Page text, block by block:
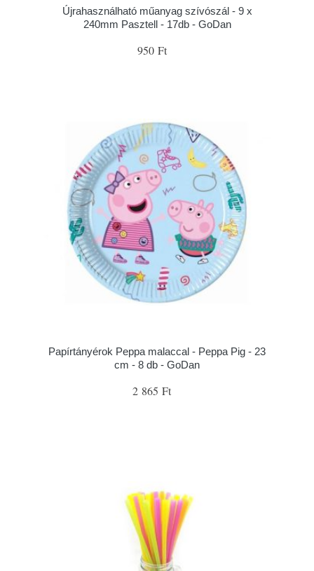
Újrahasználható műanyag szívószál - 9 x
240mm Pasztell - 17db - GoDan
950 Ft
Papírtányérok Peppa malaccal - Peppa Pig - 23
cm - 8 db - GoDan
2 865 Ft